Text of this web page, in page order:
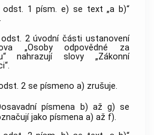
1 písm. e) se text „a b)“
2 úvodní části ustanovení
„Osoby odpovědné za
nahrazují slovy „Zákonní
2 se písmeno a) zrušuje.
písmena b) až g) se
jako písmena a) až f).